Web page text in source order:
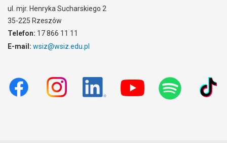
ul. mjr. Henryka Sucharskiego 2
35-225 Rzeszów
Telefon: 17 866 11 11
E-mail: wsiz@wsiz.edu.pl